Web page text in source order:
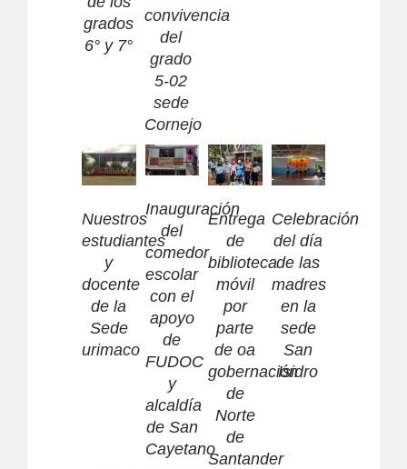
grados
6° y 7°
convivencia
del
grado
5-02
sede
Cornejo
Nuestros
estudiantes
y
docente
de la
Sede
urimaco
Inauguración
del
comedor
escolar
con el
apoyo
de
FUDOC
y
alcaldía
de San
Cayetano
Entrega
de
biblioteca
móvil
por
parte
de oa
gobernación
de
Norte
de
Santander
Celebración
del día
de las
madres
en la
sede
San
Isidro